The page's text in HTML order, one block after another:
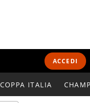
ACCEDI
COPPA ITALIA